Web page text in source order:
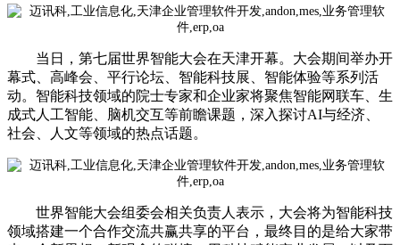
当日，第七届世界智能大会在天津开幕。大会期间举办开
幕式、高峰会、平行论坛、智能科技展、智能体验等系列活
动。智能科技领域的院士专家和企业家将聚焦智能网联车、生
成式人工智能、脑机交互等前瞻课题，深入探讨AI与经济、
社会、人文等领域的热点话题。
世界智能大会组委会相关负责人表示，大会将为智能科技
领域搭建一个合作交流共赢共享的平台，最终目的是给大家带